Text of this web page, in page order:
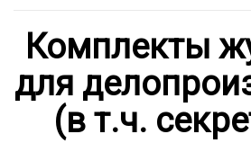
Акции и
Комплекты
для
(в т.ч.